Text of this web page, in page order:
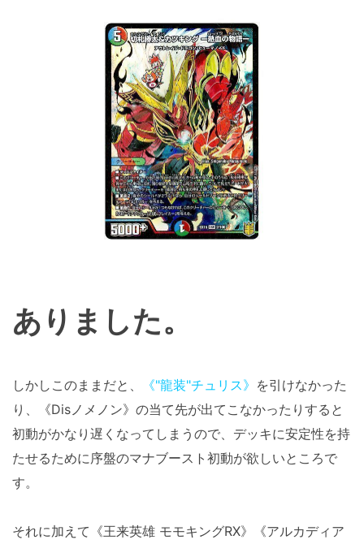
ありました。
しかしこのままだと、 《"龍装"チュリス》 を引けなかった
り、《Disノメノン》の当て先が出てこなかったりすると
初動がかなり遅くなってしまうので、デッキに安定性を持
たせるために序盤のマナブースト初動が欲しいところで
す。
それに加えて《王来英雄 モモキングRX》《アルカディア